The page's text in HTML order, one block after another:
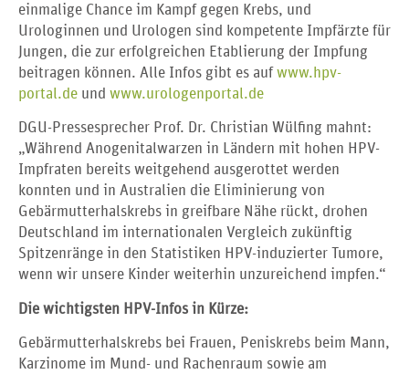
einmalige Chance im Kampf gegen Krebs, und
Urologinnen und Urologen sind kompetente Impfärzte für
Jungen, die zur erfolgreichen Etablierung der Impfung
beitragen können. Alle Infos gibt es auf www.hpv-
portal.de und www.urologenportal.de
DGU-Pressesprecher Prof. Dr. Christian Wülfing mahnt:
„Während Anogenitalwarzen in Ländern mit hohen HPV-
Impfraten bereits weitgehend ausgerottet werden
konnten und in Australien die Eliminierung von
Gebärmutterhalskrebs in greifbare Nähe rückt, drohen
Deutschland im internationalen Vergleich zukünftig
Spitzenränge in den Statistiken HPV-induzierter Tumore,
wenn wir unsere Kinder weiterhin unzureichend impfen.“
Die wichtigsten HPV-Infos in Kürze:
Gebärmutterhalskrebs bei Frauen, Peniskrebs beim Mann,
Karzinome im Mund- und Rachenraum sowie am